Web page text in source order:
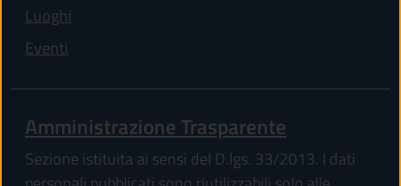
Luoghi
Eventi
Amministrazione Trasparente
Sezione istituita ai sensi del D.lgs. 33/2013. I dati